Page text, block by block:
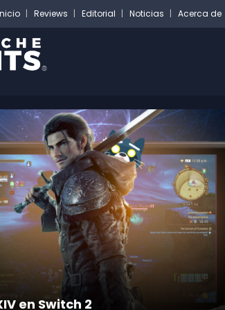
Reviews Editorial Noticias Acerca de
Rants
Chronicles 2 en Switch 2?